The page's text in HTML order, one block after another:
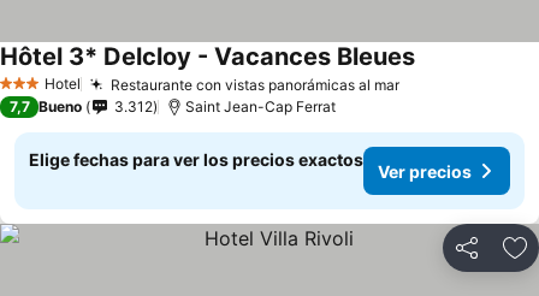
3 Estrellas
Hotel Restaurante con vistas panorámicas al mar
Hôtel 3* Delcloy - Vacances Bleues
7,7 Bueno 3.312 Saint Jean-Cap Ferrat
Elige fechas para ver los precios exactos
Ver precios
Compartir